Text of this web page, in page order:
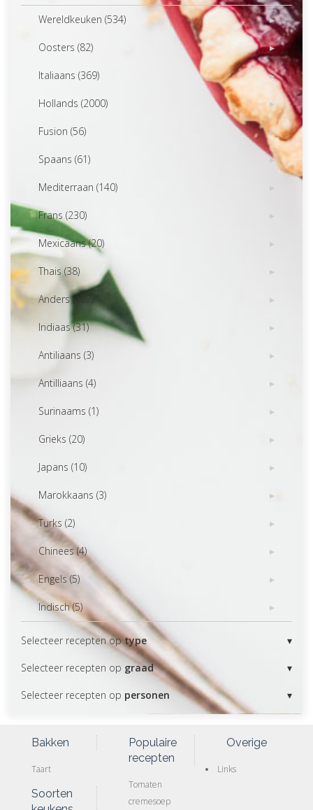
Wereldkeuken (534)
Oosters (82)
Italiaans (369)
Hollands (2000)
Fusion (56)
Spaans (61)
Mediterraan (140)
Frans (230)
Mexicaans (20)
Thais (38)
Anders (122)
Indiaas (31)
Antiliaans (3)
Antilliaans (4)
Surinaams (1)
Grieks (20)
Japans (10)
Marokkaans (3)
Turks (2)
Chinees (4)
Engels (5)
Indisch (5)
Selecteer recepten optype
Selecteer recepten op graad
Selecteer recepten op personen
Bakken
Taart
Soorten
Populaire
recepten
Tomaten
cremesoep
Overige
Links